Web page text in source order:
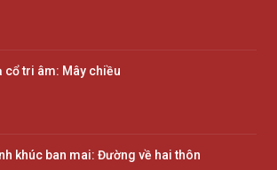
cổ tri âm: Mây chiều
khúc ban mai: Đường về hai thôn